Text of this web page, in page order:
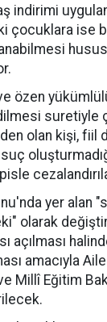
indirimi
çocuklara ise
özen
suretiyle
olan kişi, fiil
yer alan
olarak
açılması
amacıyla
Millî Eğitim